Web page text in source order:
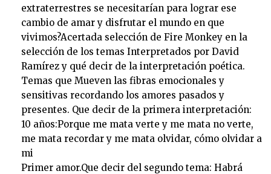
extraterrestres se necesitarían para lograr ese
cambio de amar y disfrutar el mundo en que
vivimos?Acertada selección de Fire Monkey en la
selección de los temas Interpretados por David
Ramírez y qué decir de la interpretación poética.
Temas que Mueven las fibras emocionales y
sensitivas recordando los amores pasados y
presentes. Que decir de la primera interpretación:
10 años:Porque me mata verte y me mata no verte,
me mata recordar y me mata olvidar, cómo olvidar a
mi
Primer amor.Que decir del segundo tema: Habrá